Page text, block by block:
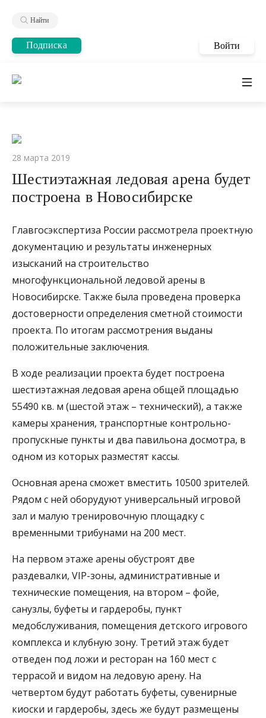
Найти
Подписка Войти
28 марта 2019
Шестиэтажная ледовая арена будет
построена в Новосибирске
Главгосэкспертиза России рассмотрела проектную
документацию и результаты инженерных
изысканий на строительство
многофункциональной ледовой арены в
Новосибирске. Также была проведена проверка
достоверности определения сметной стоимости
проекта. По итогам рассмотрения выданы
положительные заключения.
В ходе реализации проекта будет построена
шестиэтажная ледовая арена общей площадью
55490 кв. м (шестой этаж – технический), а также
камеры хранения, транспортные контрольно-
пропускные пункты и два павильона досмотра, в
одном из которых разместят кассы.
Основная арена сможет вместить 10500 зрителей.
Рядом с ней оборудуют универсальный игровой
зал и малую тренировочную площадку с
временными трибунами на 200 мест.
На первом этаже арены обустроят две
раздевалки, VIP-зоны, административные и
технические помещения, на втором – фойе,
санузлы, буфеты и гардеробы, пункт
медобслуживания, помещения детского игрового
комплекса и клубную зону. Третий этаж будет
отведен под ложи и ресторан на 160 мест с
террасой и видом на ледовую арену. На
четвертом будут работать буфеты, сувенирные
киоски и гардеробы, здесь же будут размещены